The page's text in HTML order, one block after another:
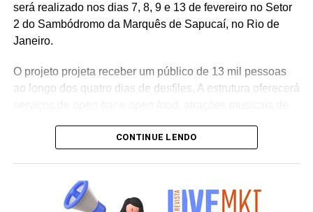
será realizado nos dias 7, 8, 9 e 13 de fevereiro no Setor
2 do Sambódromo da Marquês de Sapucaí, no Rio de
Janeiro.
O projeto projeta receber um público de 13 mil pessoas
ao longo dos quatro dias de desfiles. A estrutura oferecerá
marcas parceiras. “O Camarote Nº1 é um projeto que faz
uma experiência personalizada que nasce dolifestyle
cidade maravilhosa”, destaca Marcio Esher, sócio, diretor
CONTINUE LENDO